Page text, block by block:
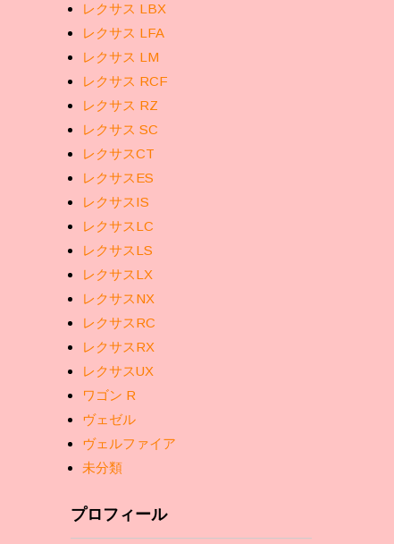
レクサス LBX
レクサス LFA
レクサス LM
レクサス RCF
レクサス RZ
レクサス SC
レクサスCT
レクサスES
レクサスIS
レクサスLC
レクサスLS
レクサスLX
レクサスNX
レクサスRC
レクサスRX
レクサスUX
ワゴン R
ヴェゼル
ヴェルファイア
未分類
プロフィール